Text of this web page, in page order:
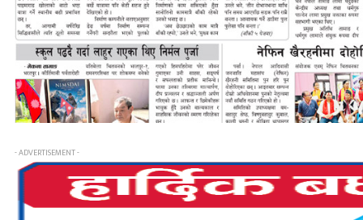
- ADVERTISEMENT -